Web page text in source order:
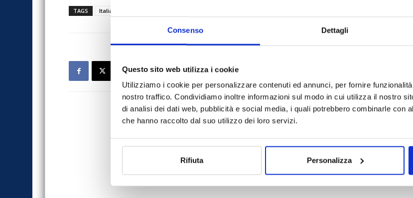
Consenso Dettagli
Questo sito web utilizza i cookie
Utilizziamo i cookie per personalizzare contenuti ed annunci, per fornire
nostro traffico. Condividiamo inoltre informazioni sul modo in cui utilizza il nostro
di analisi dei dati web, pubblicità e social media, i quali potrebbero combinarle con
che hanno raccolto dal suo utilizzo dei loro servizi.
Rifiuta Personalizza
TAGS Italia Oggi